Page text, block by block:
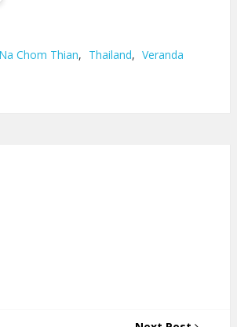
Chom Thian, Thailand, Veranda